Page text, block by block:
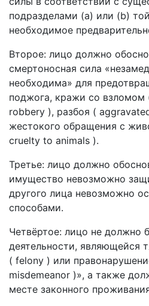
подразделами (a) или (b)
необходимое
Второе: лицо должно
смертоносная сила
необходима» для
поджога, кражи со взломом
robbery ), разбоя (
жестокого обращения с
cruelty to animals ).
Третье: лицо должно
имущество невозможно
другого лица невозможно
способами.
Четвёртое: лицо не должно
деятельности, являющейся
( felony ) или
misdemeanor )», а также
месте законного